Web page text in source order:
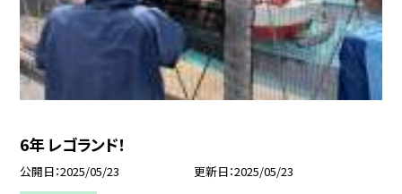
6年 レゴランド！
公開日 2025/05/23 更新日 2025/05/23